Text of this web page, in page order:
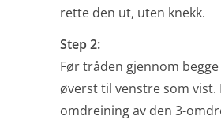
rette den ut, uten knekk.
Step 2:
Før tråden gjennom
øverst til venstre som
omdreining av den 3-